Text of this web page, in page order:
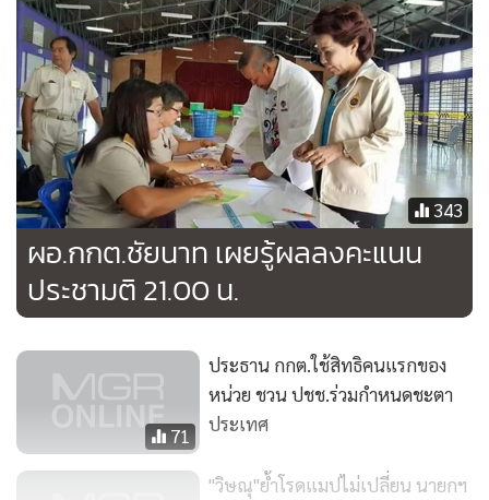
343
ผอ.กกต.ชัยนาท เผยรู้ผลลงคะแนน
ประชามติ 21.00 น.
71
ประธาน กกต.ใช้สิทธิคนแรกของ
หน่วย ชวน ปชช.ร่วมกำหนดชะตา
ประเทศ
"วิษณุ"ย้ำโรดแมปไม่เปลี่ยน นายกฯ